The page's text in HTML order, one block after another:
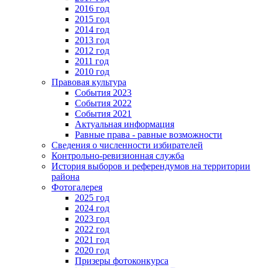
2016 год
2015 год
2014 год
2013 год
2012 год
2011 год
2010 год
Правовая культура
События 2023
События 2022
События 2021
Актуальная информация
Равные права - равные возможности
Сведения о численности избирателей
Контрольно-ревизионная служба
История выборов и референдумов на территории
района
Фотогалерея
2025 год
2024 год
2023 год
2022 год
2021 год
2020 год
Призеры фотоконкурса